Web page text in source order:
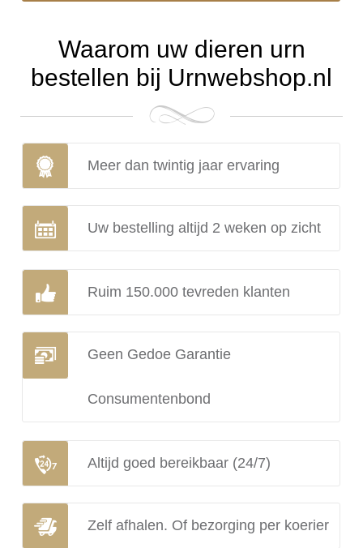
Waarom uw dieren urn
bestellen bij Urnwebshop.nl
Meer dan twintig jaar ervaring
Uw bestelling altijd 2 weken op zicht
Ruim 150.000 tevreden klanten
Geen Gedoe Garantie
Consumentenbond
Altijd goed bereikbaar (24/7)
Zelf afhalen. Of bezorging per koerier